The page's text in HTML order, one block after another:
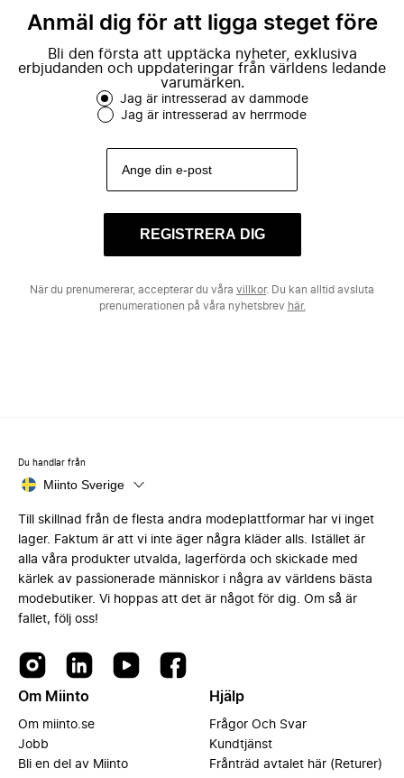
Anmäl dig för att ligga steget före
Bli den första att upptäcka nyheter, exklusiva
erbjudanden och uppdateringar från världens ledande
varumärken.
Jag är intresserad av dammode
Jag är intresserad av herrmode
REGISTRERA DIG
När du prenumererar, accepterar du våra villkor. Du kan alltid avsluta
prenumerationen på våra nyhetsbrev här.
Du handlar från
Miinto Sverige
Till skillnad från de flesta andra modeplattformar har vi inget
lager. Faktum är att vi inte äger några kläder alls. Istället är
alla våra produkter utvalda, lagerförda och skickade med
kärlek av passionerade människor i några av världens bästa
modebutiker. Vi hoppas att det är något för dig. Om så är
fallet, följ oss!
Om Miinto
Om miinto.se
Jobb
Bli en del av Miinto
Hjälp
Frågor Och Svar
Kundtjänst
Frånträd avtalet här (Returer)